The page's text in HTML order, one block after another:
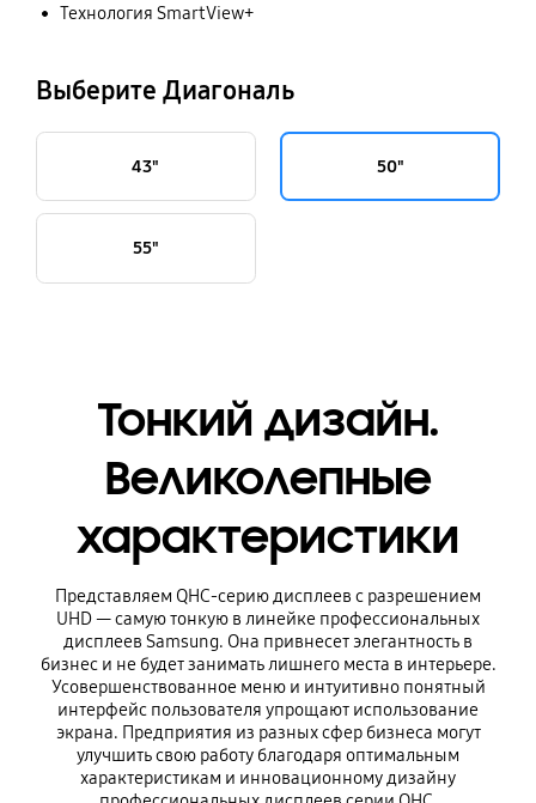
Технология SmartView+
Выберите Диагональ
43" 50"
55"
Тонкий дизайн.
Великолепные
характеристики
Представляем QHC-серию дисплеев с разрешением
UHD — самую тонкую в линейке профессиональных
дисплеев Samsung. Она привнесет элегантность в
бизнес и не будет занимать лишнего места в интерьере.
Усовершенствованное меню и интуитивно понятный
интерфейс пользователя упрощают использование
экрана. Предприятия из разных сфер бизнеса могут
улучшить свою работу благодаря оптимальным
характеристикам и инновационному дизайну